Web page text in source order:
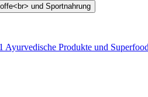
Ayurvedische Produkte und Superfood